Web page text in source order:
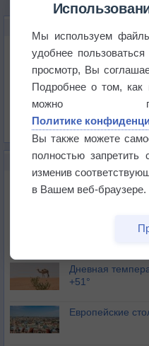
Температура
Давление
Осадки
Облачность
Список всех карт
НОВОЕ О ПОГОДЕ
Июль в России
историю
В Центральной
Дневная
+51°
Европейские
Мы используем
удобнее
просмотр, Вы
Подробнее о том,
можно
Политике
Вы также можете
полностью запретить
изменив
в Вашем веб-браузере.